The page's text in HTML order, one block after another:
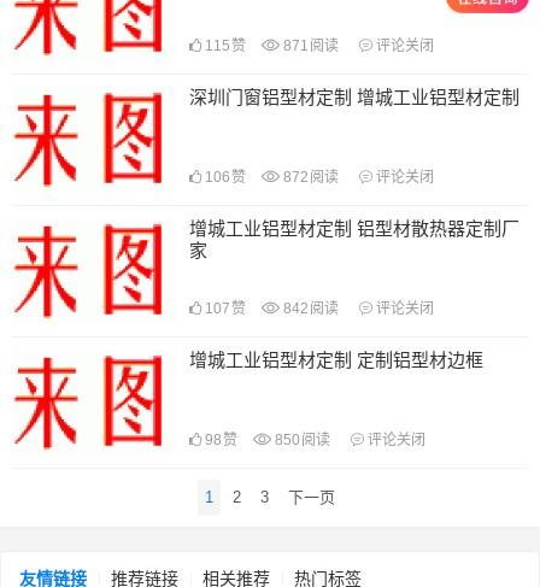
115 赞 871 阅读 评论关闭
深圳门窗铝型材定制 增城工业铝型材定制
106 赞 872 阅读 评论关闭
增城工业铝型材定制 铝型材散热器定制厂
家
107 赞 842 阅读 评论关闭
增城工业铝型材定制 定制铝型材边框
98 赞 850 阅读 评论关闭
1 2 3 下一页
友情链接 推荐链接 相关推荐 热门标签